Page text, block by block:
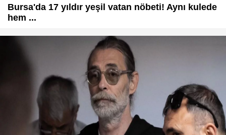
Bursa'da 17 yıldır yeşil vatan nöbeti! Aynı kulede
hem ...